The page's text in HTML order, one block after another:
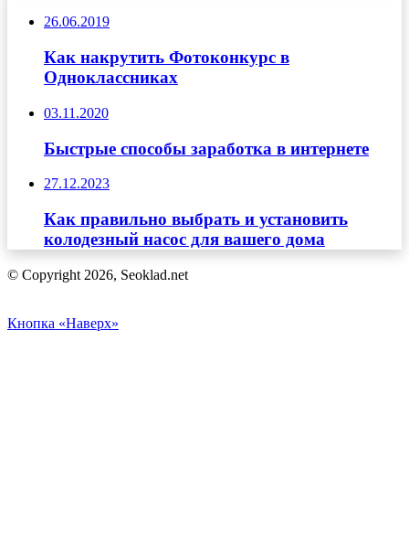
26.06.2019
Как накрутить Фотоконкурс в
Одноклассниках
03.11.2020
Быстрые способы заработка в интернете
27.12.2023
Как правильно выбрать и установить
колодезный насос для вашего дома
© Copyright 2026, Seoklad.net
Кнопка «Наверх»